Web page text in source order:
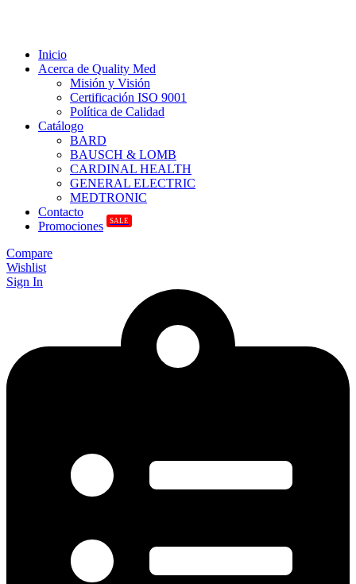
Inicio
Acerca de Quality Med
Misión y Visión
Certificación ISO 9001
Política de Calidad
Catálogo
BARD
BAUSCH & LOMB
CARDINAL HEALTH
GENERAL ELECTRIC
MEDTRONIC
Contacto
Promociones
SALE
Compare
Wishlist
Sign In